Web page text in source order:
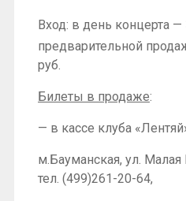
Вход: в день концерта —
предварительной
руб.
Билеты в продаже:
— в кассе клуба
м.Бауманская, ул. Малая
тел. (499)261-20-64,